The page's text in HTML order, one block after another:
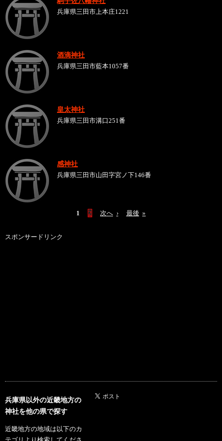
兵庫県三田市上本庄1221
酒滴神社
兵庫県三田市藍本1057番
皇太神社
兵庫県三田市溝口251番
感神社
兵庫県三田市山田字宮ノ下146番
1 2 次へ › 最後 »
スポンサードリンク
兵庫県以外の近畿地方の
神社を他の県で探す
近畿地方の地域は以下のカ